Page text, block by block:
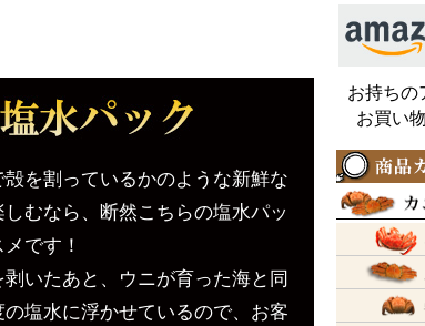
殻を割っているかのような新鮮な
むなら、断然こちらの塩水パッ
です！
いたあと、ウニが育った海と同
の塩水に浮かせているので、お客
お持ちの
お買い